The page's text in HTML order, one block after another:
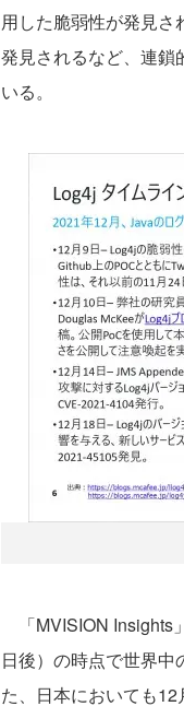
用した脆弱性が発見
発見されるなど、連鎖
いる。
「MVISION Insights
日後）の時点で世界
た、日本においても